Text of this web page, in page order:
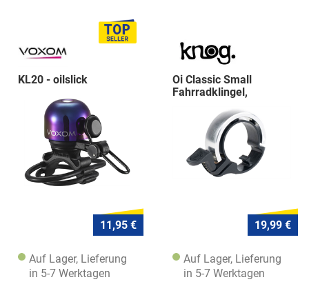
KL20 - oilslick
11,95 €
Auf Lager, Lieferung
in 5-7 Werktagen
Oi Classic Small
Fahrradklingel,
19,99 €
Auf Lager, Lieferung
in 5-7 Werktagen